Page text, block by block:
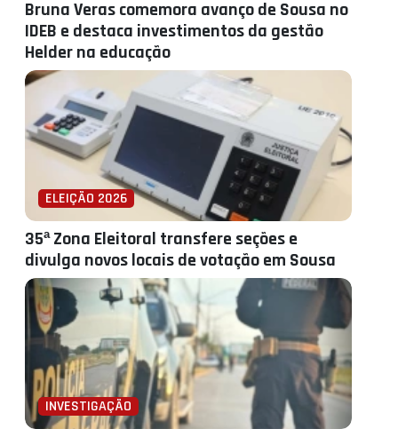
Bruna Veras comemora avanço de Sousa no
IDEB e destaca investimentos da gestão
Helder na educação
ELEIÇÃO 2026
35ª Zona Eleitoral transfere seções e
divulga novos locais de votação em Sousa
INVESTIGAÇÃO